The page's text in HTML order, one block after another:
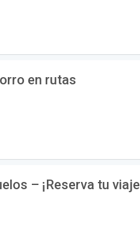
en rutas
– ¡Reserva tu viaje